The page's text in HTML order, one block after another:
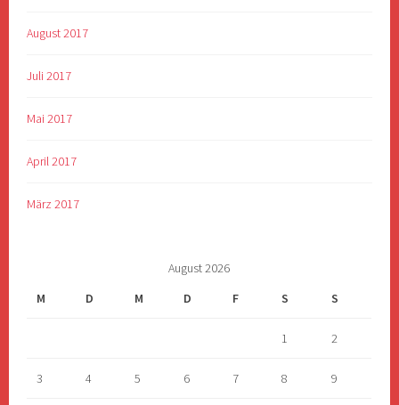
August 2017
Juli 2017
Mai 2017
April 2017
März 2017
August 2026
M
D M D F S S
1 2
3 4 5 6 7 8 9